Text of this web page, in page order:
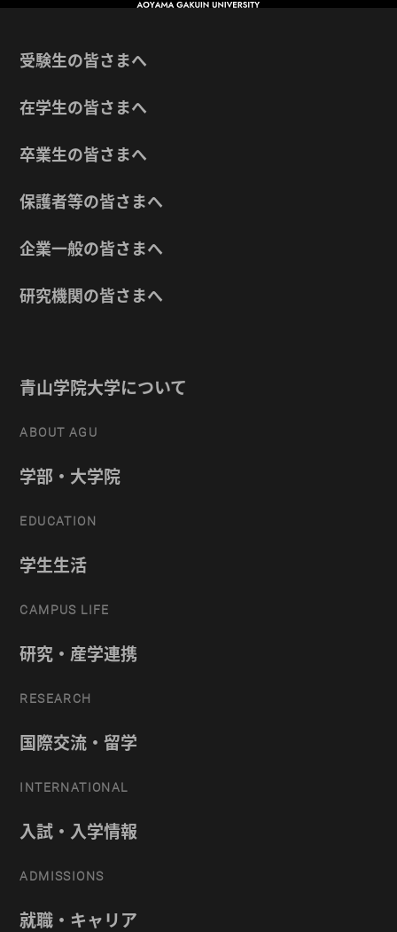
受験生の皆さまへ
在学生の皆さまへ
卒業生の皆さまへ
保護者等の皆さまへ
企業一般の皆さまへ
研究機関の皆さまへ
青山学院大学について
ABOUT AGU
学部・大学院
EDUCATION
学生生活
CAMPUS LIFE
研究・産学連携
RESEARCH
国際交流・留学
INTERNATIONAL
入試・入学情報
ADMISSIONS
就職・キャリア